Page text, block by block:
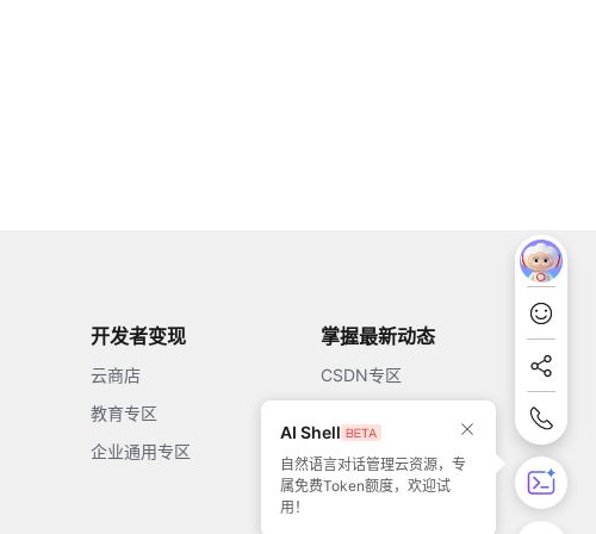
开发者变现
云商店
教育专区
企业通用专区
掌握最新动态
CSDN专区
51CTO
AI Shell
自然语言对话管理云资源，专
属免费Token额度，欢迎试
用！